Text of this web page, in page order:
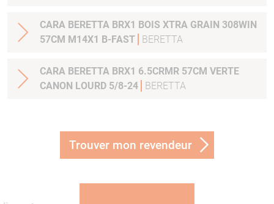
CARA BERETTA BRX1 BOIS XTRA GRAIN 308WIN
57CM M14X1 B-FAST
BERETTA
CARA BERETTA BRX1 6.5CRMR 57CM VERTE
CANON LOURD 5/8-24
BERETTA
Trouver mon revendeur